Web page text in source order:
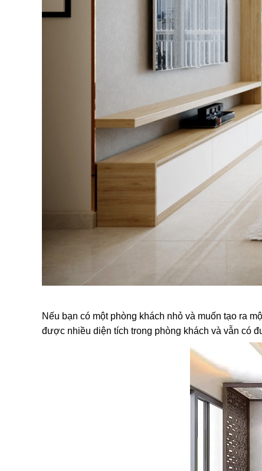
Nếu bạn có một phòng khách nhỏ và muốn tạo ra
được nhiều diện tích trong phòng khách và vẫn có